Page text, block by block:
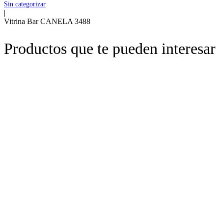
Sin categorizar
|
Vitrina Bar CANELA 3488
Productos que te pueden interesar